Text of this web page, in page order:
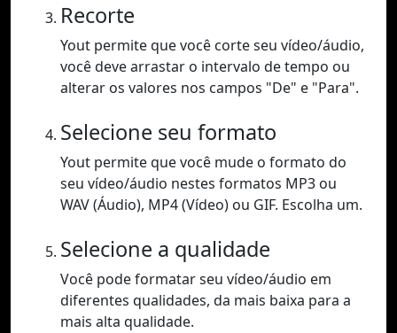
Recorte
Yout permite que você corte seu vídeo/áudio,
você deve arrastar o intervalo de tempo ou
alterar os valores nos campos "De" e "Para".
Selecione seu formato
Yout permite que você mude o formato do
seu vídeo/áudio nestes formatos MP3 ou
WAV (Áudio), MP4 (Vídeo) ou GIF. Escolha um.
Selecione a qualidade
Você pode formatar seu vídeo/áudio em
diferentes qualidades, da mais baixa para a
mais alta qualidade.